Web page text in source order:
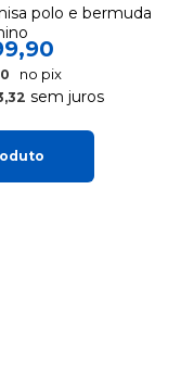
polo e bermuda
no pix
sem juros